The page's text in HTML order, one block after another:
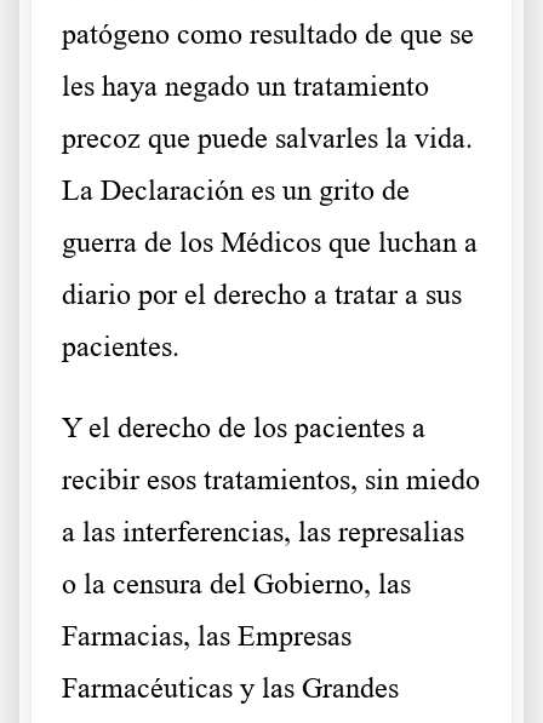
patógeno como resultado de que se
les haya negado un tratamiento
precoz que puede salvarles la vida.
La Declaración es un grito de
guerra de los Médicos que luchan a
diario por el derecho a tratar a sus
pacientes.
Y el derecho de los pacientes a
recibir esos tratamientos, sin miedo
a las interferencias, las represalias
o la censura del Gobierno, las
Farmacias, las Empresas
Farmacéuticas y las Grandes